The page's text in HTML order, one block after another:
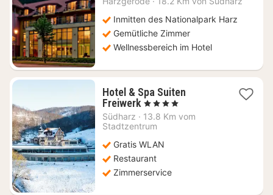
110
€
Inmitten des Nationalpark Harz
Gemütliche Zimmer
Wellnessbereich im Hotel
Hotel & Spa Suiten
Freiwerk 1
Nacht
ab
€
, 4 Sterne
Südharz · 13.8 Km vom
Stadtzentrum
Gratis WLAN
Restaurant
Zimmerservice